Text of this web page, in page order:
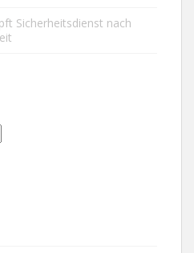
Sicherheitsdienst nach